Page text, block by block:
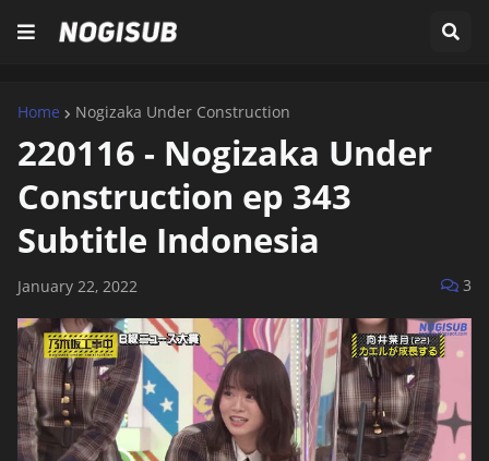
Home Nogizaka Under Construction
220116 - Nogizaka Under
Construction ep 343
Subtitle Indonesia
January 22, 2022 3